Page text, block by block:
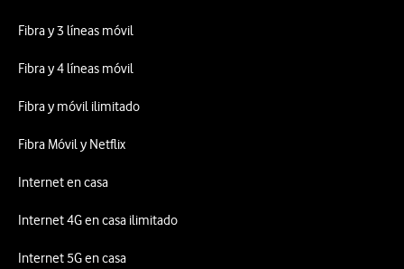
Fibra y 3 líneas móvil
Fibra y 4 líneas móvil
Fibra y móvil ilimitado
Fibra Móvil y Netflix
Internet en casa
Internet 4G en casa ilimitado
Internet 5G en casa